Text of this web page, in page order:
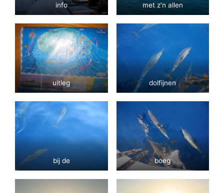
info met z’n allen
uitleg dolfijnen
bij de boeg